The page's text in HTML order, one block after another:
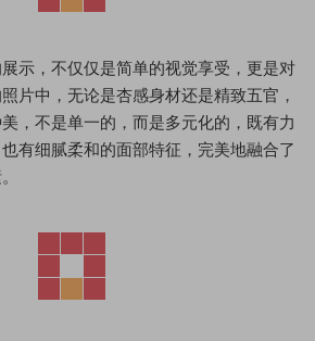
示，不仅仅是简单的视觉享受，更是对
片中，无论是杏感身材还是精致五官，
，不是单一的，而是多元化的，既有力
有细腻柔和的面部特征，完美地融合了